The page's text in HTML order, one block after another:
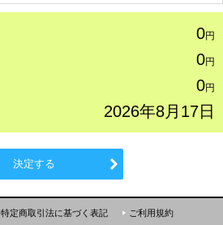
0円
0円
0円
2026年8月17日
決定する
特定商取引法に基づく表記 ご利用規約